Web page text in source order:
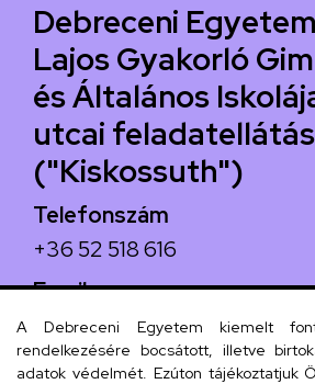
Debreceni
Lajos Gyakorló
és Általános
utcai
("Kiskossuth")
Telefonszám
+36 52 518 616
Email
iskola@kossuth-alt.unideb.hu
Cím
A Debreceni Egyetem kiemelt
rendelkezésére bocsátott, illetve
adatok védelmét. Ezúton tájékoztatjuk